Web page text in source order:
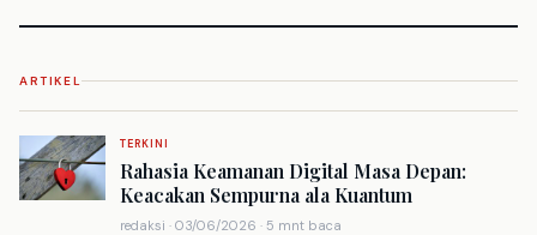
ARTIKEL
TERKINI
Rahasia Keamanan Digital Masa Depan:
Keacakan Sempurna ala Kuantum
redaksi · 03/06/2026 · 5 mnt baca